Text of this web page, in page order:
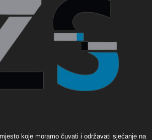
koje moramo čuvati i održavati sjećanje na